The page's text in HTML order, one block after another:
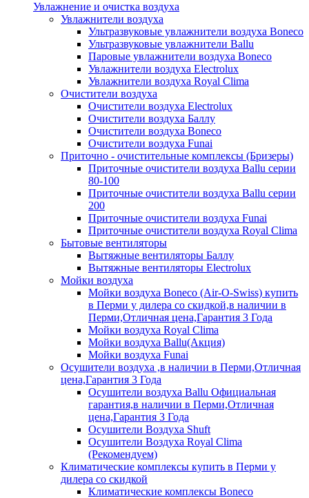
Увлажнение и очистка воздуха
Увлажнители воздуха
Ультразвуковые увлажнители воздуха Boneco
Ультразвуковые увлажнители Ballu
Паровые увлажнители воздуха Boneco
Увлажнители воздуха Electrolux
Увлажнители воздуха Royal Clima
Очистители воздуха
Очистители воздуха Electrolux
Очистители воздуха Баллу
Очистители воздуха Boneco
Очистители воздуха Funai
Приточно - очистительные комплексы (Бризеры)
Приточные очистители воздуха Ballu серии
80-100
Приточные очистители воздуха Ballu серии
200
Приточные очистители воздуха Funai
Приточные очистители воздуха Royal Clima
Бытовые вентиляторы
Вытяжные вентиляторы Баллу
Вытяжные вентиляторы Electrolux
Мойки воздуха
Мойки воздуха Boneco (Air-O-Swiss) купить
в Перми у дилера со скидкой,в наличии в
Перми,Отличная цена,Гарантия 3 Года
Мойки воздуха Royal Clima
Мойки воздуха Ballu(Акция)
Мойки воздуха Funai
Осушители воздуха ,в наличии в Перми,Отличная
цена,Гарантия 3 Года
Осушители воздуха Ballu Официальная
гарантия,в наличии в Перми,Отличная
цена,Гарантия 3 Года
Осушители Воздуха Shuft
Осушители Воздуха Royal Clima
(Рекомендуем)
Климатические комплексы купить в Перми у
дилера со скидкой
Климатические комплексы Boneсo